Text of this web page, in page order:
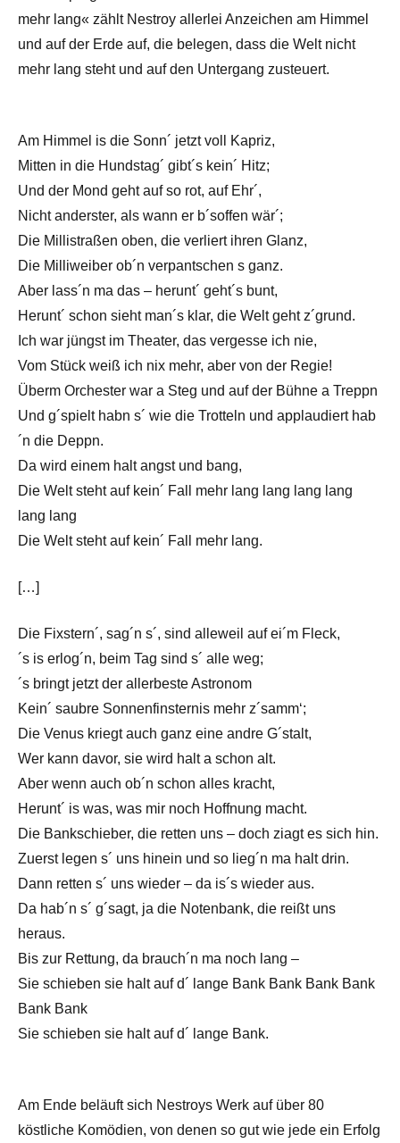
mehr lang« zählt Nestroy allerlei Anzeichen am Himmel
und auf der Erde auf, die belegen, dass die Welt nicht
mehr lang steht und auf den Untergang zusteuert.
Am Himmel is die Sonn´ jetzt voll Kapriz,
Mitten in die Hundstag´ gibt´s kein´ Hitz;
Und der Mond geht auf so rot, auf Ehr´,
Nicht anderster, als wann er b´soffen wär´;
Die Millistraßen oben, die verliert ihren Glanz,
Die Milliweiber ob´n verpantschen s ganz.
Aber lass´n ma das – herunt´ geht´s bunt,
Herunt´ schon sieht man´s klar, die Welt geht z´grund.
Ich war jüngst im Theater, das vergesse ich nie,
Vom Stück weiß ich nix mehr, aber von der Regie!
Überm Orchester war a Steg und auf der Bühne a Treppn
Und g´spielt habn s´ wie die Trotteln und applaudiert hab
´n die Deppn.
Da wird einem halt angst und bang,
Die Welt steht auf kein´ Fall mehr lang lang lang lang
lang lang
Die Welt steht auf kein´ Fall mehr lang.
[…]
Die Fixstern´, sag´n s´, sind alleweil auf ei´m Fleck,
´s is erlog´n, beim Tag sind s´ alle weg;
´s bringt jetzt der allerbeste Astronom
Kein´ saubre Sonnenfinsternis mehr z´samm‘;
Die Venus kriegt auch ganz eine andre G´stalt,
Wer kann davor, sie wird halt a schon alt.
Aber wenn auch ob´n schon alles kracht,
Herunt´ is was, was mir noch Hoffnung macht.
Die Bankschieber, die retten uns – doch ziagt es sich hin.
Zuerst legen s´ uns hinein und so lieg´n ma halt drin.
Dann retten s´ uns wieder – da is´s wieder aus.
Da hab´n s´ g´sagt, ja die Notenbank, die reißt uns
heraus.
Bis zur Rettung, da brauch´n ma noch lang –
Sie schieben sie halt auf d´ lange Bank Bank Bank Bank
Bank Bank
Sie schieben sie halt auf d´ lange Bank.
Am Ende beläuft sich Nestroys Werk auf über 80
köstliche Komödien, von denen so gut wie jede ein Erfolg